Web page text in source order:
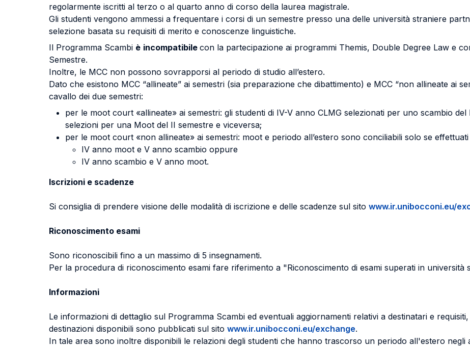
regolarmente iscritti al terzo o al quarto anno di corso della laurea magistrale.
Gli studenti vengono ammessi a frequentare i corsi di un semestre presso una delle università straniere
selezione basata su requisiti di merito e conoscenze linguistiche.
Il Programma Scambi è incompatibile con la partecipazione ai programmi Themis, Double Degree Law e
Semestre.
Inoltre, le MCC non possono sovrapporsi al periodo di studio all’estero.
Dato che esistono MCC “allineate” ai semestri (sia preparazione che dibattimento) e MCC “non allineate ai
cavallo dei due semestri:
per le moot court «allineate» ai semestri: gli studenti di IV-V anno CLMG selezionati per uno scambio
selezioni per una Moot del II semestre e viceversa;
per le moot court «non allineate» ai semestri: moot e periodo all’estero sono conciliabili solo se
IV anno moot e V anno scambio oppure
IV anno scambio e V anno moot.
Iscrizioni e scadenze
Si consiglia di prendere visione delle modalità di iscrizione e delle scadenze sul sito www.ir.unibocconi.eu/
Riconoscimento esami
Sono riconoscibili fino a un massimo di 5 insegnamenti.
Per la procedura di riconoscimento esami fare riferimento a "Riconoscimento di esami superati in università
Informazioni
Le informazioni di dettaglio sul Programma Scambi ed eventuali aggiornamenti relativi a destinatari e
destinazioni disponibili sono pubblicati sul sito www.ir.unibocconi.eu/exchange.
In tale area sono inoltre disponibili le relazioni degli studenti che hanno trascorso un periodo all'estero negli